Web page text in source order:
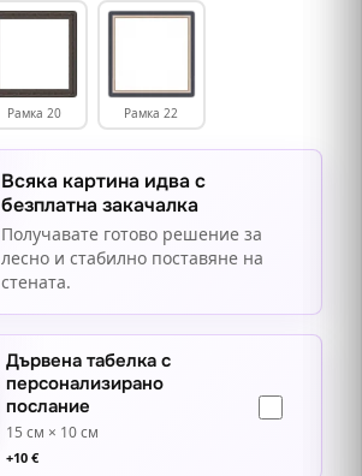
Рамка 20 Рамка 22
Всяка картина идва с
безплатна закачалка
Получавате готово решение за
лесно и стабилно поставяне на
стената.
Дървена табелка с
персонализирано
послание
15 см × 10 см
+10 €